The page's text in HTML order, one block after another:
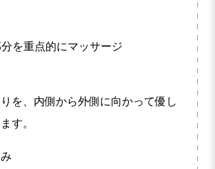
を重点的にマッサージ
を、内側から外側に向かって優し
す。